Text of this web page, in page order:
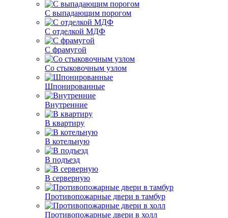
С выпадающим порогом
С отделкой МДФ
С фрамугой
Со стыковочным узлом
Шпонированные
Внутренние
В квартиру
В котельную
В подъезд
В серверную
Противопожарные двери в тамбур
Противопожарные двери в холл